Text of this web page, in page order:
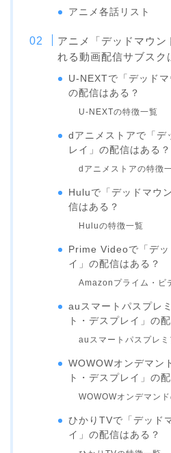
アニメ各話リスト
アニメ「デッドマウン
れる動画配信サブスク
U-NEXTで「デッドマ
の配信はある？
U-NEXTの特徴一覧
dアニメストアで「デ
レイ」の配信はある？
dアニメストアの特徴
Huluで「デッドマウ
信はある？
Huluの特徴一覧
Prime Videoで「デッ
イ」の配信はある？
Amazonプライム・ビ
auスマートパスプレ
ト・デスプレイ」の
auスマートパスプレ
WOWOWオンデマン
ト・デスプレイ」の
WOWOWオンデマン
ひかりTVで「デッド
イ」の配信はある？